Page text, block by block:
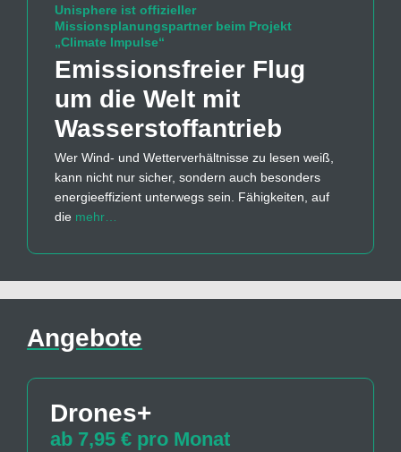
Unisphere ist offizieller
Missionsplanungspartner beim Projekt
„Climate Impulse“
Emissions­freier Flug
um die Welt mit
Wasserstoff­antrieb
Wer Wind- und Wetterverhältnisse zu lesen weiß,
kann nicht nur sicher, sondern auch besonders
energieeffizient unterwegs sein. Fähigkeiten, auf
die mehr…
Angebote
Drones+
ab 7,95 € pro Monat